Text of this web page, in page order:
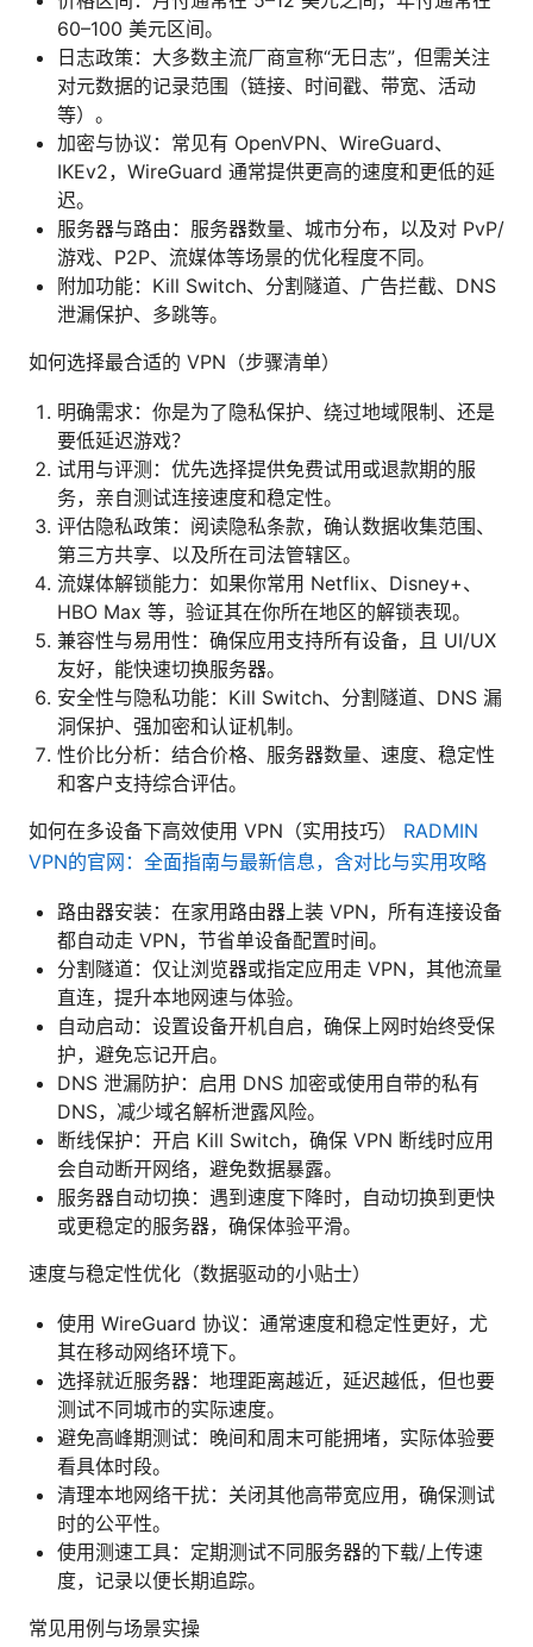
60–100 美元区间。
日志政策：大多数主流厂商宣称“无日志”，但需关注
对元数据的记录范围（链接、时间戳、带宽、活动
等）。
加密与协议：常见有 OpenVPN、WireGuard、
IKEv2，WireGuard 通常提供更高的速度和更低的延
迟。
服务器与路由：服务器数量、城市分布，以及对 PvP/
游戏、P2P、流媒体等场景的优化程度不同。
附加功能：Kill Switch、分割隧道、广告拦截、DNS
泄漏保护、多跳等。
如何选择最合适的 VPN（步骤清单）
明确需求：你是为了隐私保护、绕过地域限制、还是
要低延迟游戏？
试用与评测：优先选择提供免费试用或退款期的服
务，亲自测试连接速度和稳定性。
评估隐私政策：阅读隐私条款，确认数据收集范围、
第三方共享、以及所在司法管辖区。
流媒体解锁能力：如果你常用 Netflix、Disney+、
HBO Max 等，验证其在你所在地区的解锁表现。
兼容性与易用性：确保应用支持所有设备，且 UI/UX
友好，能快速切换服务器。
安全性与隐私功能：Kill Switch、分割隧道、DNS 漏
洞保护、强加密和认证机制。
性价比分析：结合价格、服务器数量、速度、稳定性
和客户支持综合评估。
如何在多设备下高效使用 VPN（实用技巧） RADMIN
VPN的官网：全面指南与最新信息，含对比与实用攻略
路由器安装：在家用路由器上装 VPN，所有连接设备
都自动走 VPN，节省单设备配置时间。
分割隧道：仅让浏览器或指定应用走 VPN，其他流量
直连，提升本地网速与体验。
自动启动：设置设备开机自启，确保上网时始终受保
护，避免忘记开启。
DNS 泄漏防护：启用 DNS 加密或使用自带的私有
DNS，减少域名解析泄露风险。
断线保护：开启 Kill Switch，确保 VPN 断线时应用
会自动断开网络，避免数据暴露。
服务器自动切换：遇到速度下降时，自动切换到更快
或更稳定的服务器，确保体验平滑。
速度与稳定性优化（数据驱动的小贴士）
使用 WireGuard 协议：通常速度和稳定性更好，尤
其在移动网络环境下。
选择就近服务器：地理距离越近，延迟越低，但也要
测试不同城市的实际速度。
避免高峰期测试：晚间和周末可能拥堵，实际体验要
看具体时段。
清理本地网络干扰：关闭其他高带宽应用，确保测试
时的公平性。
使用测速工具：定期测试不同服务器的下载/上传速
度，记录以便长期追踪。
常见用例与场景实操